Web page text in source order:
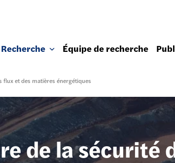
Recherche Équipe de recherche
flux et des matières énergétiques
de la sécurité